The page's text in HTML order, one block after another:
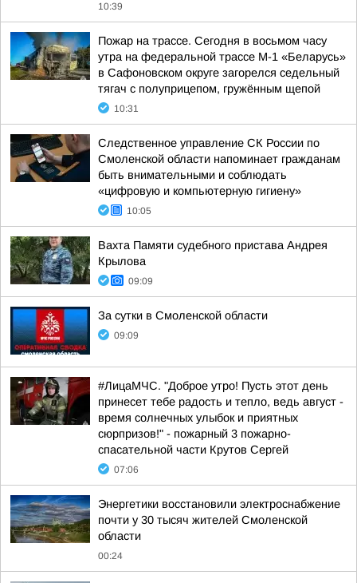
10:39
Пожар на трассе. Сегодня в восьмом часу
утра на федеральной трассе М-1 «Беларусь»
в Сафоновском округе загорелся седельный
тягач с полуприцепом, гружённым щепой
10:31
Следственное управление СК России по
Смоленской области напоминает гражданам
быть внимательными и соблюдать
«цифровую и компьютерную гигиену»
10:05
Вахта Памяти судебного пристава Андрея
Крылова
09:09
За сутки в Смоленской области
09:09
#ЛицаМЧС. "Доброе утро! Пусть этот день
принесет тебе радость и тепло, ведь август -
время солнечных улыбок и приятных
сюрпризов!" - пожарный 3 пожарно-
спасательной части Крутов Сергей
07:06
Энергетики восстановили электроснабжение
почти у 30 тысяч жителей Смоленской
области
00:24